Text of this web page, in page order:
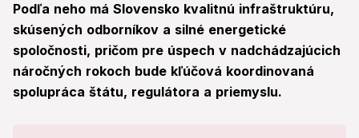
Podľa neho má Slovensko kvalitnú infraštruktúru,
skúsených odborníkov a silné energetické
spoločnosti, pričom pre úspech v nadchádzajúcich
náročných rokoch bude kľúčová koordinovaná
spolupráca štátu, regulátora a priemyslu.